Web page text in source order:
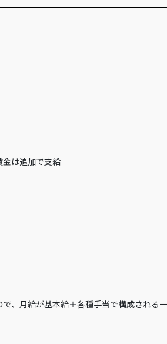
は追加で支給
、月給が基本給＋各種手当で構成される